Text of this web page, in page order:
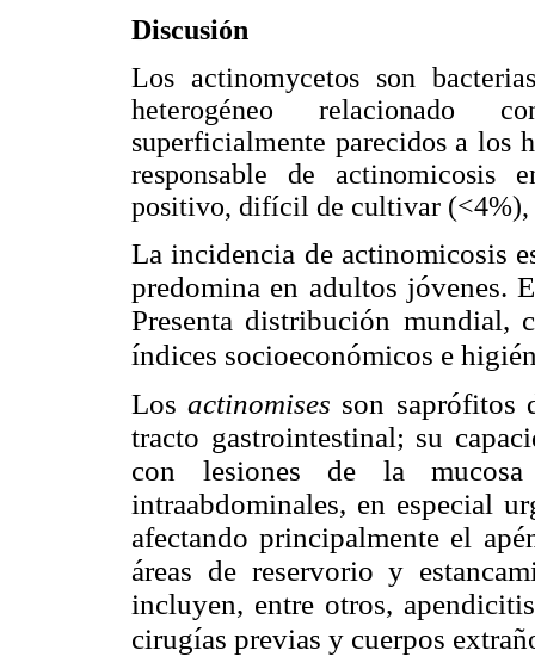
Discusión
Los actinomycetos son
heterogéneo relacionado
superficialmente parecidos a los
responsable de actinomicosis
positivo, difícil de cultivar (<4%),
La incidencia de actinomicosis
predomina en adultos jóvenes.
Presenta distribución mundial,
índices socioeconómicos e
Losactinomises son saprófitos
tracto gastrointestinal; su
con lesiones de la
intraabdominales, en especial
afectando principalmente el
áreas de reservorio y
incluyen, entre otros,
cirugías previas y cuerpos